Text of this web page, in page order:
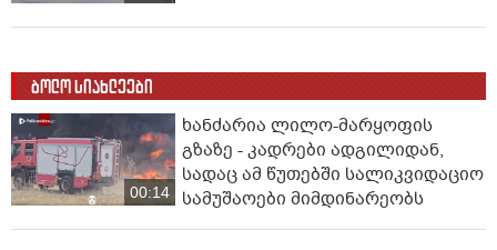
ბოლო სიახლეები
00:14
ხანძარია ლილო-მარყოფის
გზაზე - კადრები ადგილიდან,
სადაც ამ წუთებში სალიკვიდაციო
სამუშაოები მიმდინარეობს